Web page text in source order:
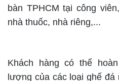
bàn TPHCM tại công
nhà thuốc, nhà riêng,...
Khách hàng có thể
lượng của các loại ghế